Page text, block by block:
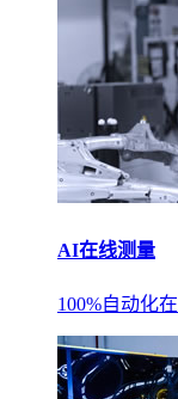
AI在线测量
100%自动化